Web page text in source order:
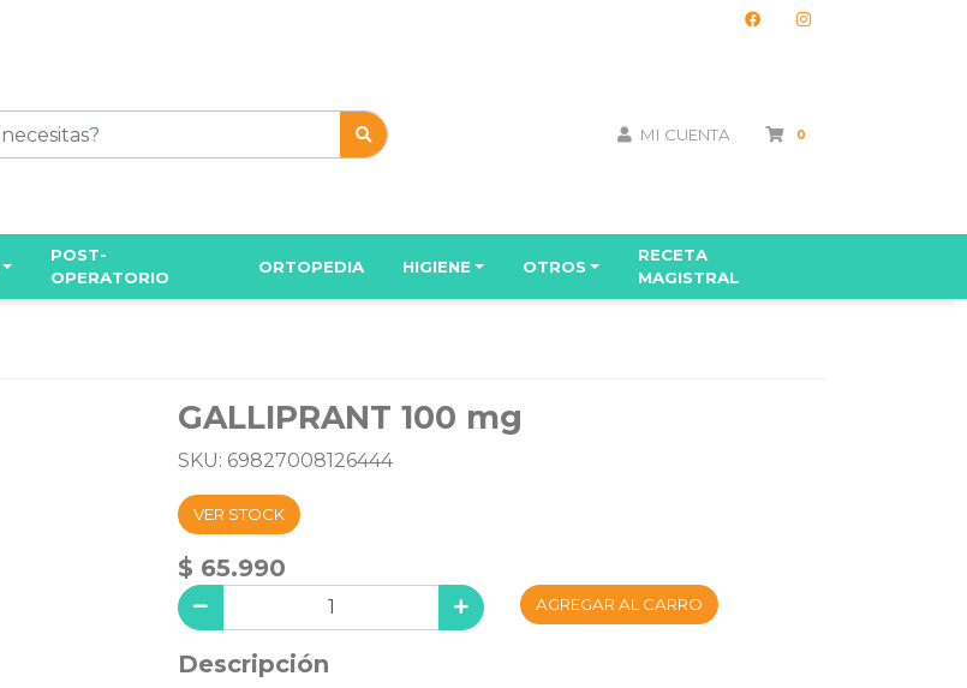
MI CUENTA 0
POST-
OPERATORIO
ORTOPEDIA HIGIENE OTROS
RECETA
MAGISTRAL
GALLIPRANT 100 mg
SKU: 69827008126444
VER STOCK
$ 65.990
AGREGAR AL CARRO
Descripción